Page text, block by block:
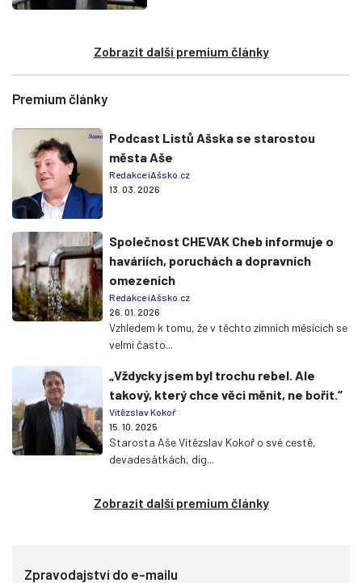
Zobrazit další premium články
Premium články
Podcast Listů Ašska se starostou
města Aše
Redakce iAšsko.cz
13. 03. 2026
Společnost CHEVAK Cheb informuje o
haváriích, poruchách a dopravních
omezeních
Redakce iAšsko.cz
26. 01. 2026
Vzhledem k tomu, že v těchto zimních měsících se
velmi často...
„Vždycky jsem byl trochu rebel. Ale
takový, který chce věci měnit, ne bořit.“
Vítězslav Kokoř
15. 10. 2025
Starosta Aše Vítězslav Kokoř o své cestě,
devadesátkách, dig...
Zobrazit další premium články
Zpravodajství do e-mailu